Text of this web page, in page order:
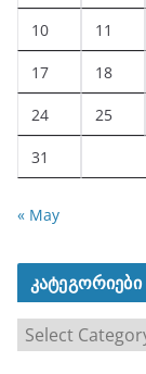
10 11
17 18
24 25
31
« May
კატეგორიები